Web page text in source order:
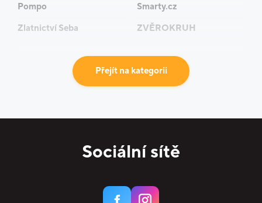
Pompo
Smarty.cz
Zlatnictví Seba
ZVĚROKRUH
Přejít na kategorii
Sociální sítě